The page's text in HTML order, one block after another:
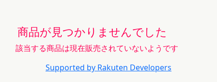
商品が見つかりませんでした
該当する商品は現在販売されていないようです
Supported by Rakuten Developers